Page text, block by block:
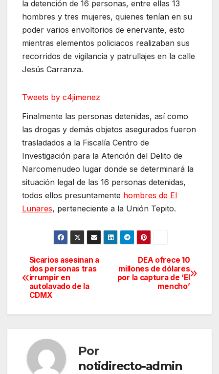
la detención de 16 personas, entre ellas 13
hombres y tres mujeres, quienes tenían en su
poder varios envoltorios de enervante, esto
mientras elementos policiacos realizaban sus
recorridos de vigilancia y patrullajes en la calle
Jesús Carranza.
Tweets by c4jimenez
Finalmente las personas detenidas, así como
las drogas y demás objetos asegurados fueron
trasladados a la Fiscalía Centro de
Investigación para la Atención del Delito de
Narcomenudeo lugar donde se determinará la
situación legal de las 16 personas detenidas,
todos ellos presuntamente hombres de El
Lunares, perteneciente a la Unión Tepito.
Navegación
de
DEA ofrece 10
millones de dólares
por la captura de ‘El
mencho’
Sicarios asesinan a
dos personas tras
irrumpir en
autolavado de la
CDMX
Por
notidirecto-admin